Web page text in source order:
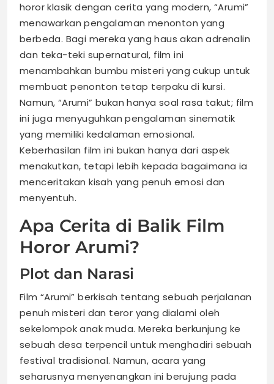
horor klasik dengan cerita yang modern, “Arumi”
menawarkan pengalaman menonton yang
berbeda. Bagi mereka yang haus akan adrenalin
dan teka-teki supernatural, film ini
menambahkan bumbu misteri yang cukup untuk
membuat penonton tetap terpaku di kursi.
Namun, “Arumi” bukan hanya soal rasa takut; film
ini juga menyuguhkan pengalaman sinematik
yang memiliki kedalaman emosional.
Keberhasilan film ini bukan hanya dari aspek
menakutkan, tetapi lebih kepada bagaimana ia
menceritakan kisah yang penuh emosi dan
menyentuh.
Apa Cerita di Balik Film
Horor Arumi?
Plot dan Narasi
Film “Arumi” berkisah tentang sebuah perjalanan
penuh misteri dan teror yang dialami oleh
sekelompok anak muda. Mereka berkunjung ke
sebuah desa terpencil untuk menghadiri sebuah
festival tradisional. Namun, acara yang
seharusnya menyenangkan ini berujung pada